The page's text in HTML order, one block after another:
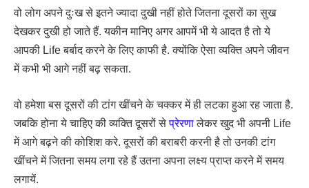
वो लोग अपने दुःख से इतने ज्यादा दुखी नहीं होते जितना दूसरों का सुख
देखकर दुखी हो जाते हैं. यकीन मानिए अगर आपमें भी ये आदत है तो ये
आपकी Life बर्बाद करने के लिए काफी है. क्योंकि ऐसा व्यक्ति अपने जीवन
में कभी भी आगे नहीं बढ़ सकता.
वो हमेशा बस दूसरों की टांग खींचने के चक्कर में ही लटका हुआ रह जाता है.
जबकि होना ये चाहिए की व्यक्ति दूसरों सेप्रेरणालेकर खुद भी अपनी Life
में आगे बढ़ने की कोशिश करे. दूसरों की बराबरी करनी है तो उनकी टांग
खींचने में जितना समय लगा रहे हैं उतना अपना लक्ष्य प्राप्त करने में समय
लगायें.